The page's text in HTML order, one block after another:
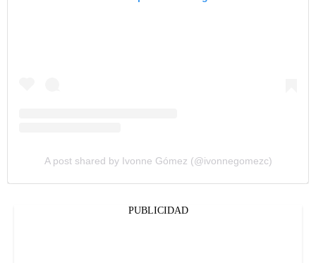
A post shared by Ivonne Gómez (@ivonnegomezc)
PUBLICIDAD